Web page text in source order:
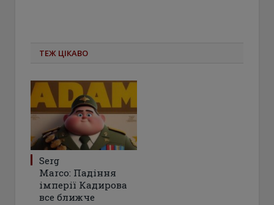
ТЕЖ ЦІКАВО
Serg
Marco: Падіння
імперії Кадирова
все ближче